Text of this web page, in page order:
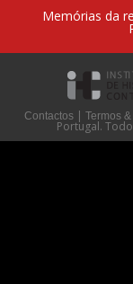
Memórias da
Contactos | Termos
Portugal.